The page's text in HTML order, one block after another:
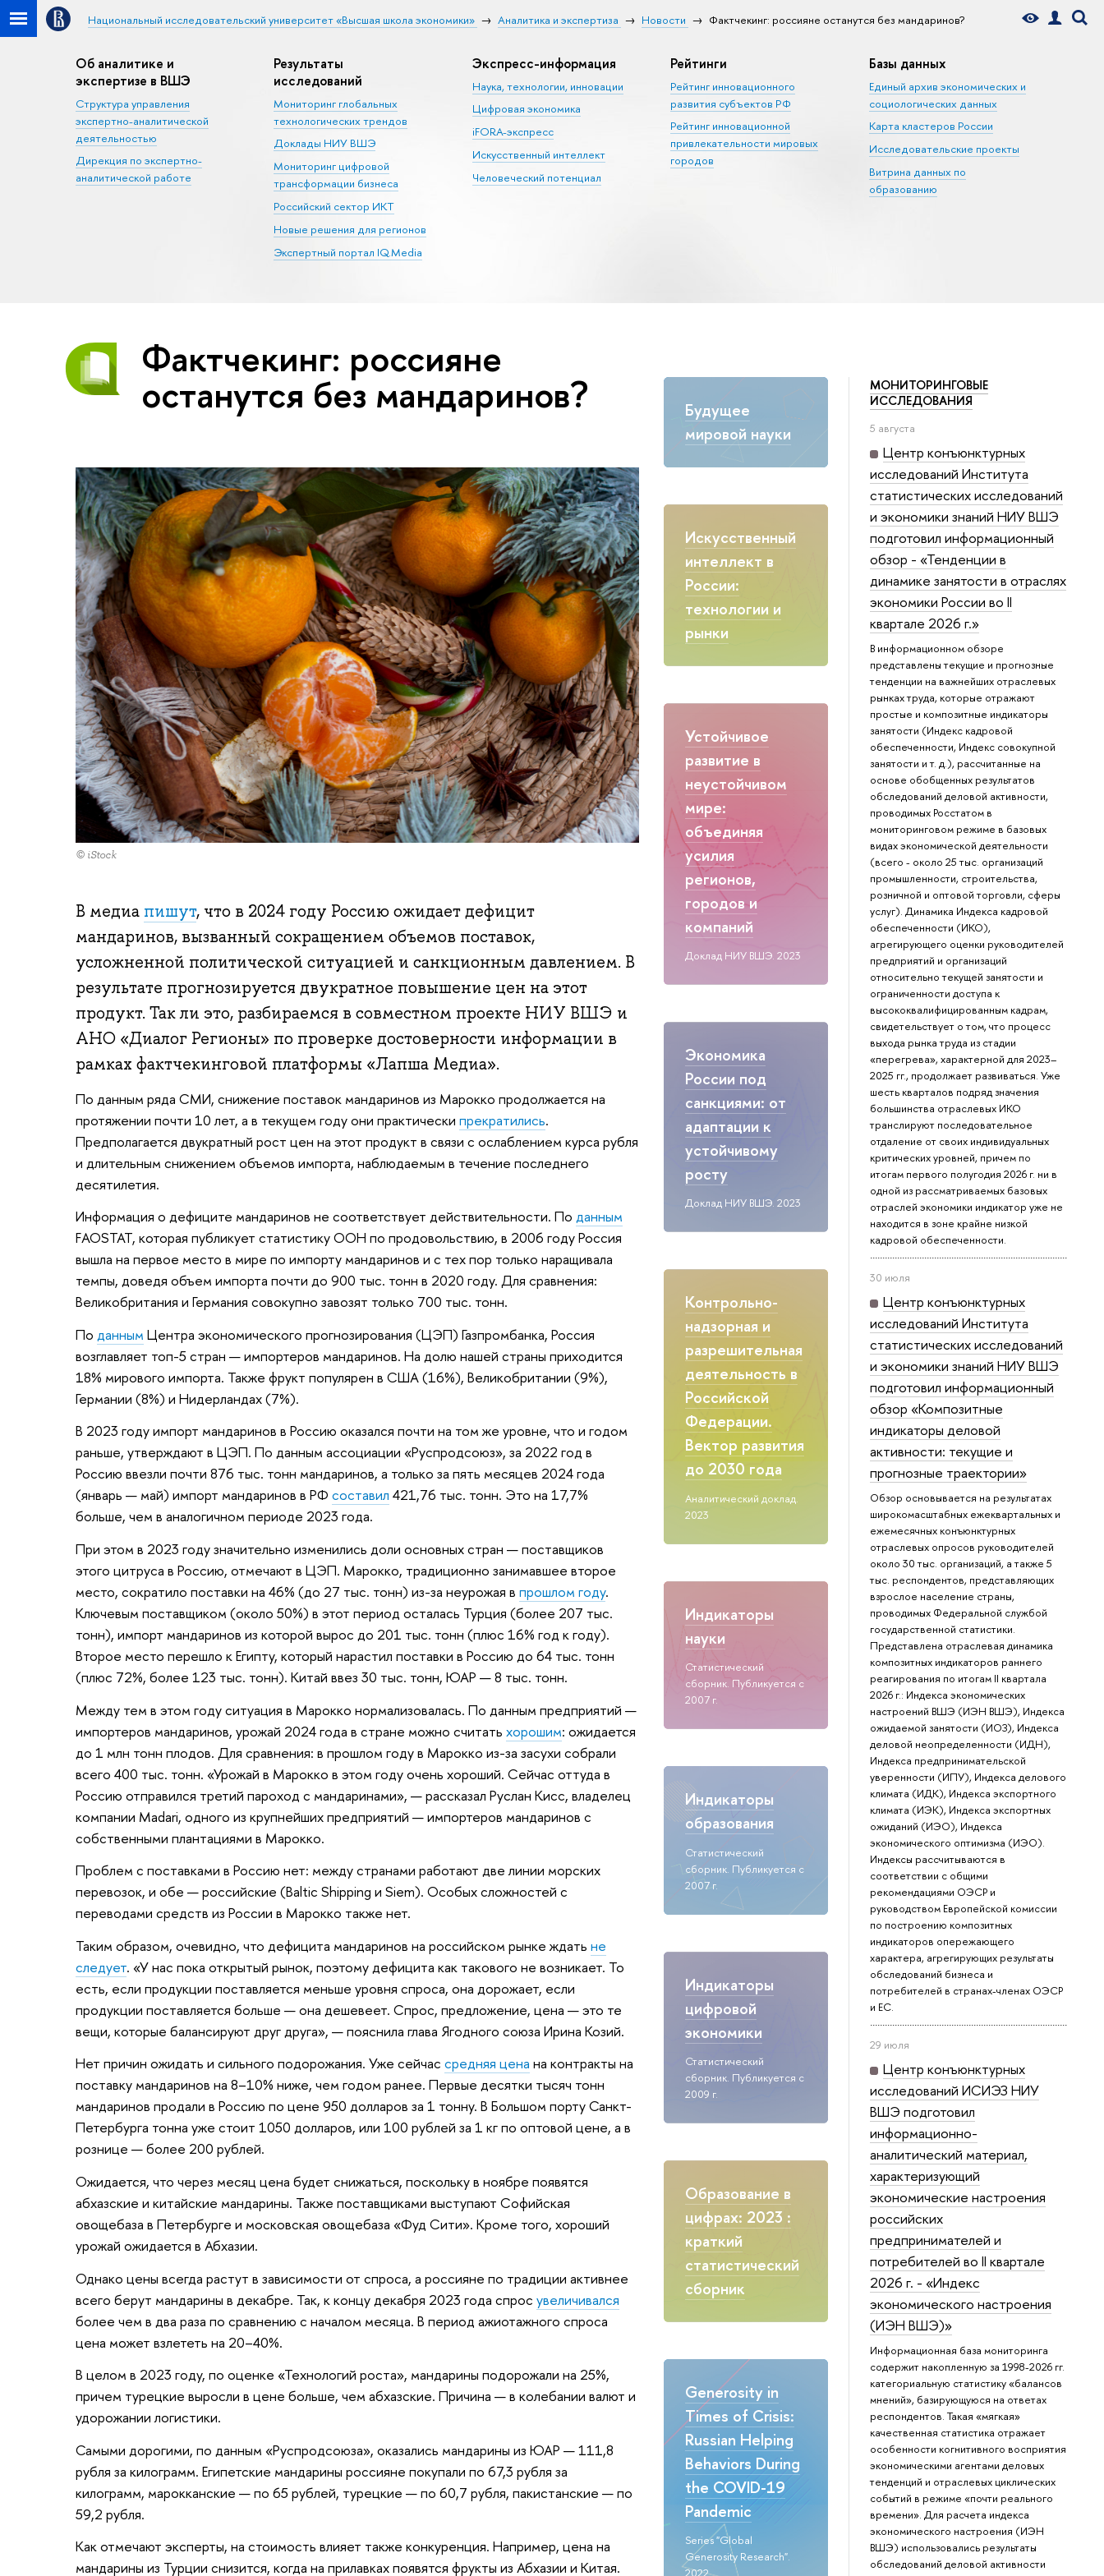
Национальный исследовательский университет «Высшая школа экономики» Аналитика и экспертиза Новости Фактчекинг: россияне останутся без мандаринов?
Об аналитике и
экспертизе в ВШЭ
Структура управления
экспертно-аналитической
деятельностью
Дирекция по экспертно-
аналитической работе
Результаты
исследований
Мониторинг глобальных
технологических трендов
Доклады НИУ ВШЭ
Мониторинг цифровой
трансформации бизнеса
Российский сектор ИКТ
Новые решения для регионов
Экспертный портал IQ.Media
Экспресс-информация
Наука, технологии, инновации
Цифровая экономика
iFORA-экспресс
Искусственный интеллект
Человеческий потенциал
Рейтинги
Рейтинг инновационного
развития субъектов РФ
Рейтинг инновационной
привлекательности мировых
городов
Базы данных
Единый архив экономических и
социологических данных
Карта кластеров России
Исследовательские проекты
Витрина данных по
образованию
Будущее
мировой науки
Искусственный
интеллект в
России:
технологии и
рынки
Устойчивое
развитие в
неустойчивом
мире:
объединяя
усилия
регионов,
городов и
компаний
Доклад НИУ ВШЭ. 2023
Экономика
России под
санкциями: от
адаптации к
устойчивому
росту
Доклад НИУ ВШЭ. 2023
Контрольно-
надзорная и
разрешительная
деятельность в
Российской
Федерации.
Вектор развития
до 2030 года
Аналитический доклад.
2023
Индикаторы
науки
Статистический
сборник. Публикуется с
2007 г.
Индикаторы
образования
Статистический
сборник. Публикуется с
2007 г.
Индикаторы
цифровой
экономики
Статистический
сборник. Публикуется с
2009 г.
Образование в
цифрах: 2023 :
краткий
статистический
сборник
Generosity in
Times of Crisis:
Russian Helping
Behaviors During
the COVID-19
Pandemic
Series "Global
Generosity Research".
2022
МОНИТОРИНГОВЫЕ
ИССЛЕДОВАНИЯ
5 августа
Центр конъюнктурных
исследований Института
статистических исследований
и экономики знаний НИУ ВШЭ
подготовил информационный
обзор - «Тенденции в
динамике занятости в отраслях
экономики России во II
квартале 2026 г.»
В информационном обзоре
представлены текущие и прогнозные
тенденции на важнейших отраслевых
рынках труда, которые отражают
простые и композитные индикаторы
занятости (Индекс кадровой
обеспеченности, Индекс совокупной
занятости и т. д.), рассчитанные на
основе обобщенных результатов
обследований деловой активности,
проводимых Росстатом в
мониторинговом режиме в базовых
видах экономической деятельности
(всего - около 25 тыс. организаций
промышленности, строительства,
розничной и оптовой торговли, сферы
услуг). Динамика Индекса кадровой
обеспеченности (ИКО),
агрегирующего оценки руководителей
предприятий и организаций
относительно текущей занятости и
ограниченности доступа к
высококвалифицированным кадрам,
свидетельствует о том, что процесс
выхода рынка труда из стадии
«перегрева», характерной для 2023–
2025 гг., продолжает развиваться. Уже
шесть кварталов подряд значения
большинства отраслевых ИКО
транслируют последовательное
отдаление от своих индивидуальных
критических уровней, причем по
итогам первого полугодия 2026 г. ни в
одной из рассматриваемых базовых
отраслей экономики индикатор уже не
находится в зоне крайне низкой
кадровой обеспеченности.
30 июля
Центр конъюнктурных
исследований Института
статистических исследований
и экономики знаний НИУ ВШЭ
подготовил информационный
обзор «Композитные
индикаторы деловой
активности: текущие и
прогнозные траектории»
Обзор основывается на результатах
широкомасштабных ежеквартальных и
ежемесячных конъюнктурных
отраслевых опросов руководителей
около 30 тыс. организаций, а также 5
тыс. респондентов, представляющих
взрослое население страны,
проводимых Федеральной службой
государственной статистики.
Представлена отраслевая динамика
композитных индикаторов раннего
реагирования по итогам II квартала
2026 г.: Индекса экономических
настроений ВШЭ (ИЭН ВШЭ), Индекса
ожидаемой занятости (ИОЗ), Индекса
деловой неопределенности (ИДН),
Индекса предпринимательской
уверенности (ИПУ), Индекса делового
климата (ИДК), Индекса экспортного
климата (ИЭК), Индекса экспортных
ожиданий (ИЭО), Индекса
экономического оптимизма (ИЭО).
Индексы рассчитываются в
соответствии с общими
рекомендациями ОЭСР и
руководством Европейской комиссии
по построению композитных
индикаторов опережающего
характера, агрегирующих результаты
обследований бизнеса и
потребителей в странах-членах ОЭСР
и ЕС.
29 июля
Центр конъюнктурных
исследований ИСИЭЗ НИУ
ВШЭ подготовил
информационно-
аналитический материал,
характеризующий
экономические настроения
российских
предпринимателей и
потребителей во II квартале
2026 г. - «Индекс
экономического настроения
(ИЭН ВШЭ)»
Информационная база мониторинга
содержит накопленную за 1998-2026 гг.
категориальную статистику «балансов
мнений», базирующуюся на ответах
респондентов. Такая «мягкая»
качественная статистика отражает
особенности когнитивного восприятия
экономическими агентами деловых
тенденций и отраслевых циклических
событий в режиме «почти реального
времени». Для расчета индекса
экономического настроения (ИЭН
ВШЭ) использовались результаты
обследований деловой активности
Фактчекинг: россияне
останутся без мандаринов?
© iStock
В медиа пишут, что в 2024 году Россию ожидает дефицит
мандаринов, вызванный сокращением объемов поставок,
усложненной политической ситуацией и санкционным давлением. В
результате прогнозируется двукратное повышение цен на этот
продукт. Так ли это, разбираемся в совместном проекте НИУ ВШЭ и
АНО «Диалог Регионы» по проверке достоверности информации в
рамках фактчекинговой платформы «Лапша Медиа».
По данным ряда СМИ, снижение поставок мандаринов из Марокко продолжается на
протяжении почти 10 лет, а в текущем году они практически прекратились.
Предполагается двукратный рост цен на этот продукт в связи с ослаблением курса рубля
и длительным снижением объемов импорта, наблюдаемым в течение последнего
десятилетия.
Информация о дефиците мандаринов не соответствует действительности. По данным
FAOSTAT, которая публикует статистику ООН по продовольствию, в 2006 году Россия
вышла на первое место в мире по импорту мандаринов и с тех пор только наращивала
темпы, доведя объем импорта почти до 900 тыс. тонн в 2020 году. Для сравнения:
Великобритания и Германия совокупно завозят только 700 тыс. тонн.
По данным Центра экономического прогнозирования (ЦЭП) Газпромбанка, Россия
возглавляет топ-5 стран — импортеров мандаринов. На долю нашей страны приходится
18% мирового импорта. Также фрукт популярен в США (16%), Великобритании (9%),
Германии (8%) и Нидерландах (7%).
В 2023 году импорт мандаринов в Россию оказался почти на том же уровне, что и годом
раньше, утверждают в ЦЭП. По данным ассоциации «Руспродсоюз», за 2022 год в
Россию ввезли почти 876 тыс. тонн мандаринов, а только за пять месяцев 2024 года
(январь — май) импорт мандаринов в РФ составил 421,76 тыс. тонн. Это на 17,7%
больше, чем в аналогичном периоде 2023 года.
При этом в 2023 году значительно изменились доли основных стран — поставщиков
этого цитруса в Россию, отмечают в ЦЭП. Марокко, традиционно занимавшее второе
место, сократило поставки на 46% (до 27 тыс. тонн) из-за неурожая в прошлом году.
Ключевым поставщиком (около 50%) в этот период осталась Турция (более 207 тыс.
тонн), импорт мандаринов из которой вырос до 201 тыс. тонн (плюс 16% год к году).
Второе место перешло к Египту, который нарастил поставки в Россию до 64 тыс. тонн
(плюс 72%, более 123 тыс. тонн). Китай ввез 30 тыс. тонн, ЮАР — 8 тыс. тонн.
Между тем в этом году ситуация в Марокко нормализовалась. По данным предприятий —
импортеров мандаринов, урожай 2024 года в стране можно считать хорошим: ожидается
до 1 млн тонн плодов. Для сравнения: в прошлом году в Марокко из-за засухи собрали
всего 400 тыс. тонн. «Урожай в Марокко в этом году очень хороший. Сейчас оттуда в
Россию отправился третий пароход с мандаринами», — рассказал Руслан Кисс, владелец
компании Madari, одного из крупнейших предприятий — импортеров мандаринов с
собственными плантациями в Марокко.
Проблем с поставками в Россию нет: между странами работают две линии морских
перевозок, и обе — российские (Baltic Shipping и Siem). Особых сложностей с
переводами средств из России в Марокко также нет.
Таким образом, очевидно, что дефицита мандаринов на российском рынке ждать не
следует. «У нас пока открытый рынок, поэтому дефицита как такового не возникает. То
есть, если продукции поставляется меньше уровня спроса, она дорожает, если
продукции поставляется больше — она дешевеет. Спрос, предложение, цена — это те
вещи, которые балансируют друг друга», — пояснила глава Ягодного союза Ирина Козий.
Нет причин ожидать и сильного подорожания. Уже сейчас средняя цена на контракты на
поставку мандаринов на 8–10% ниже, чем годом ранее. Первые десятки тысяч тонн
мандаринов продали в Россию по цене 950 долларов за 1 тонну. В Большом порту Санкт-
Петербурга тонна уже стоит 1050 долларов, или 100 рублей за 1 кг по оптовой цене, а в
рознице — более 200 рублей.
Ожидается, что через месяц цена будет снижаться, поскольку в ноябре появятся
абхазские и китайские мандарины. Также поставщиками выступают Софийская
овощебаза в Петербурге и московская овощебаза «Фуд Сити». Кроме того, хороший
урожай ожидается в Абхазии.
Однако цены всегда растут в зависимости от спроса, а россияне по традиции активнее
всего берут мандарины в декабре. Так, к концу декабря 2023 года спрос увеличивался
более чем в два раза по сравнению с началом месяца. В период ажиотажного спроса
цена может взлететь на 20–40%.
В целом в 2023 году, по оценке «Технологий роста», мандарины подорожали на 25%,
причем турецкие выросли в цене больше, чем абхазские. Причина — в колебании валют и
удорожании логистики.
Самыми дорогими, по данным «Руспродсоюза», оказались мандарины из ЮАР — 111,8
рубля за килограмм. Египетские мандарины россияне покупали по 67,3 рубля за
килограмм, марокканские — по 65 рублей, турецкие — по 60,7 рубля, пакистанские — по
59,2 рубля.
Как отмечают эксперты, на стоимость влияет также конкуренция. Например, цена на
мандарины из Турции снизится, когда на прилавках появятся фрукты из Абхазии и Китая.